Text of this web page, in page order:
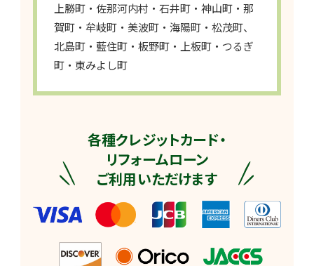
上勝町・佐那河内村・石井町・神山町・那
賀町・牟岐町・美波町・海陽町・松茂町、
北島町・藍住町・板野町・上板町・つるぎ
町・東みよし町
各種クレジットカード・
リフォームローン
ご利用いただけます